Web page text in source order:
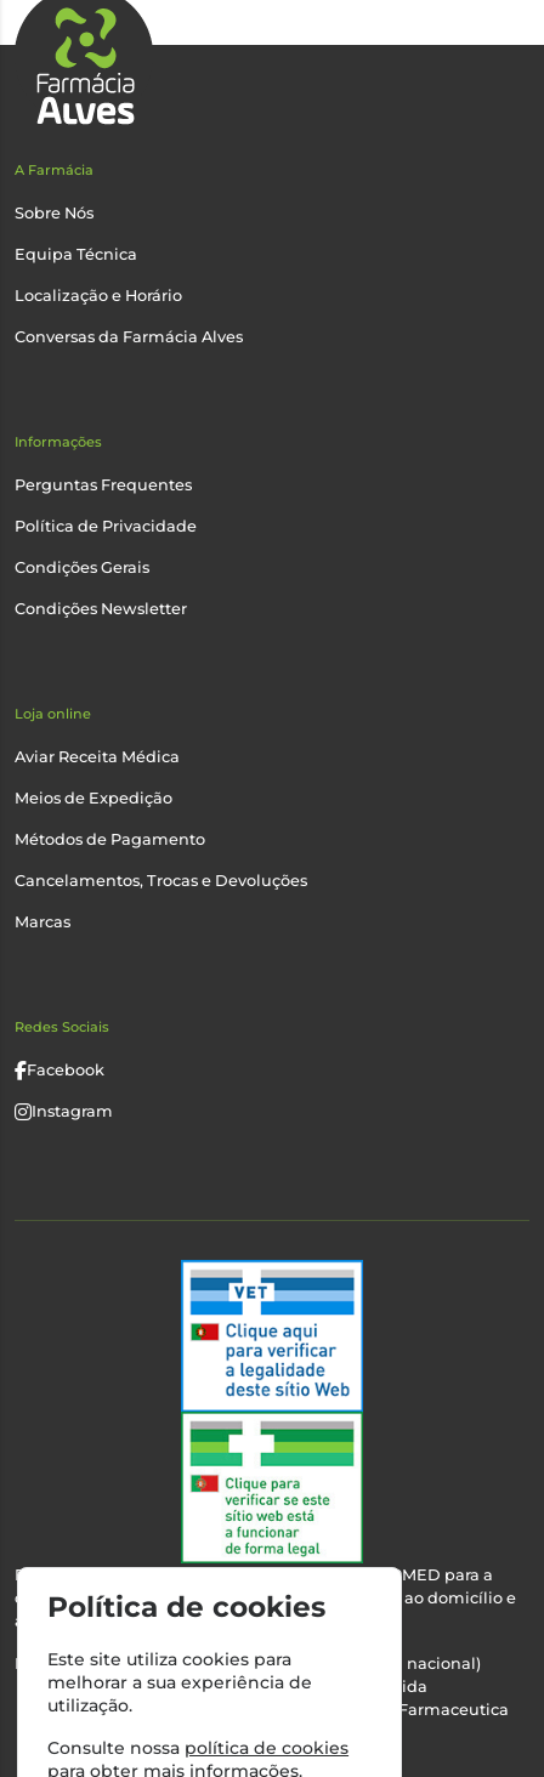
A Farmácia
Sobre Nós
Equipa Técnica
Localização e Horário
Conversas da Farmácia Alves
Informações
Perguntas Frequentes
Política de Privacidade
Condições Gerais
Condições Newsletter
Loja online
Aviar Receita Médica
Meios de Expedição
Métodos de Pagamento
Cancelamentos, Trocas e Devoluções
Marcas
Redes Sociais
Facebook
Instagram
Esta farmácia encontra-se autorizada pelo INFARMED para a
dispensa de medicamentos e produtos de saúde ao domicílio e
através da internet.
Nº Infarmed: 21 798 7100 (chamada para rede fixa nacional)
Direção Técnica:Maria Teresa Almeida
NIPC:510103669 | Teresa Almeida - Sociedade Farmaceutica
Alvará nº:2994
Política de cookies
Este site utiliza cookies para
melhorar a sua experiência de
utilização.
Consulte nossa política de cookies
para obter mais informações.